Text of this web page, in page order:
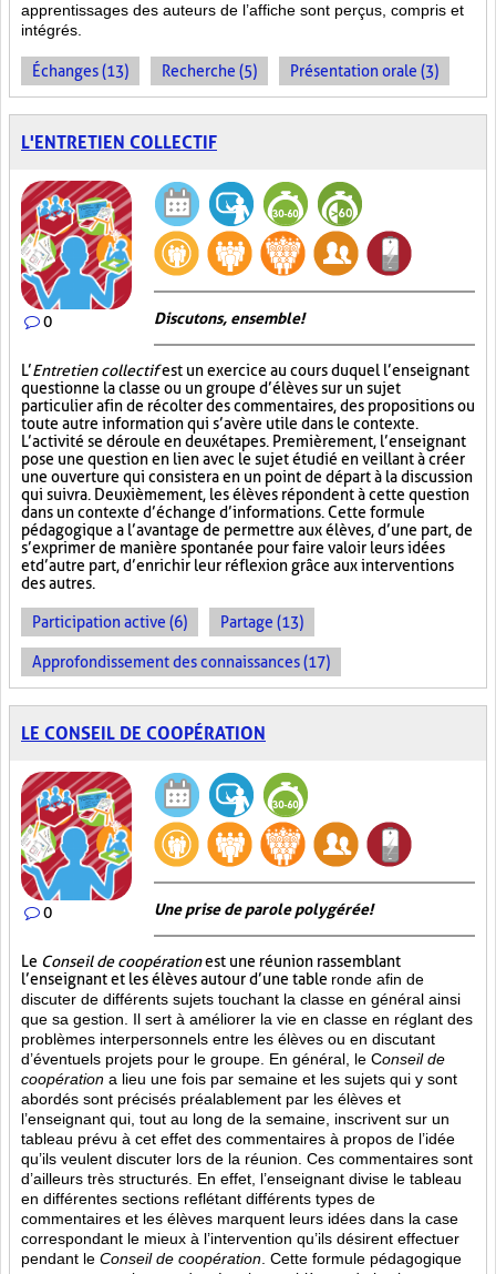
apprentissages des auteurs de l’affiche sont perçus, compris et
intégrés.
Échanges (13) Recherche (5) Présentation orale (3)
L'ENTRETIEN COLLECTIF
0 Discutons, ensemble!
L’Entretien collectifest un exercice au cours duquel l’enseignant
questionne la classe ou un groupe d’élèves sur un sujet
particulier afin de récolter des commentaires, des propositions ou
toute autre information qui s’avère utile dans le contexte.
L’activité se déroule en deux étapes. Premièrement, l’enseignant
pose une question en lien avec le sujet étudié en veillant à créer
une ouverture qui consistera en un point de départ à la discussion
qui suivra. Deuxièmement, les élèves répondent à cette question
dans un contexte d’échange d’informations. Cette formule
pédagogique a l’avantage de permettre aux élèves, d’une part, de
s’exprimer de manière spontanée pour faire valoir leurs idées
et d’autre part, d’enrichir leur réflexion grâce aux interventions
des autres.
Participation active (6) Partage (13)
Approfondissement des connaissances (17)
LE CONSEIL DE COOPÉRATION
0 Une prise de parole polygérée!
Le Conseil de coopérationest une réunion rassemblant
l’enseignant et les élèves autour d’une table ronde afin de
discuter de différents sujets touchant la classe en général ainsi
que sa gestion. Il sert à améliorer la vie en classe en réglant des
problèmes interpersonnels entre les élèves ou en discutant
d’éventuels projets pour le groupe. En général, le Conseil de
coopération a lieu une fois par semaine et les sujets qui y sont
abordés sont précisés préalablement par les élèves et
l’enseignant qui, tout au long de la semaine, inscrivent sur un
tableau prévu à cet effet des commentaires à propos de l’idée
qu’ils veulent discuter lors de la réunion. Ces commentaires sont
d’ailleurs très structurés. En effet, l’enseignant divise le tableau
en différentes sections reflétant différents types de
commentaires et les élèves marquent leurs idées dans la case
correspondant le mieux à l’intervention qu’ils désirent effectuer
pendant le Conseil de coopération . Cette formule pédagogique